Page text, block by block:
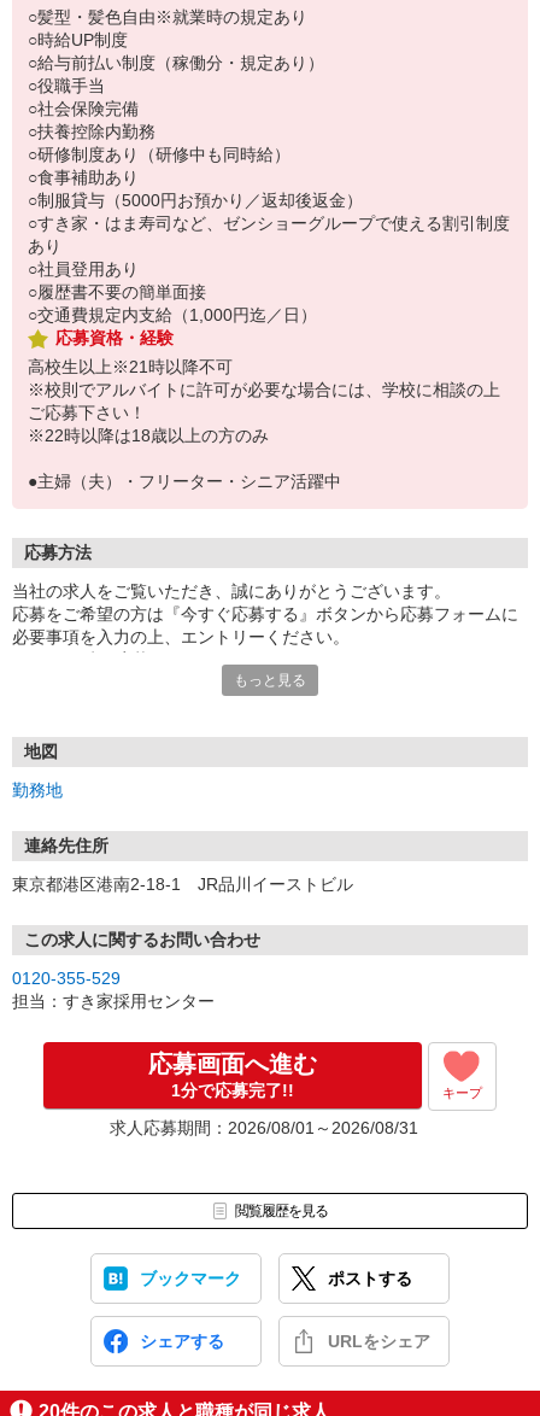
○髪型・髪色自由※就業時の規定あり
○時給UP制度
○給与前払い制度（稼働分・規定あり）
○役職手当
○社会保険完備
○扶養控除内勤務
○研修制度あり（研修中も同時給）
○食事補助あり
○制服貸与（5000円お預かり／返却後返金）
○すき家・はま寿司など、ゼンショーグループで使える割引制度
あり
○社員登用あり
○履歴書不要の簡単面接
○交通費規定内支給（1,000円迄／日）
応募資格・経験
高校生以上※21時以降不可
※校則でアルバイトに許可が必要な場合には、学校に相談の上
ご応募下さい！
※22時以降は18歳以上の方のみ
●主婦（夫）・フリーター・シニア活躍中
応募方法
当社の求人をご覧いただき、誠にありがとうございます。
応募をご希望の方は『今すぐ応募する』ボタンから応募フォームに
必要事項を入力の上、エントリーください。
号」など
もっと見る
地図
勤務地
連絡先住所
東京都港区港南2-18-1 JR品川イーストビル
この求人に関するお問い合わせ
0120-355-529
担当：すき家採用センター
応募画面へ進む
1分で応募完了!! キープ
求人応募期間：2026/08/01～2026/08/31
閲覧履歴を見る
ブックマーク ポストする
シェアする URLをシェア
20件のこの求人と職種が同じ求人